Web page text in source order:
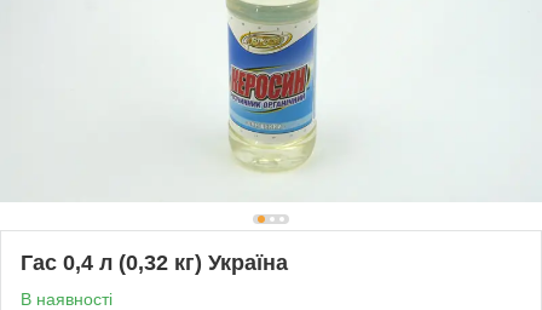
Гас 0,4 л (0,32 кг) Україна
В наявності